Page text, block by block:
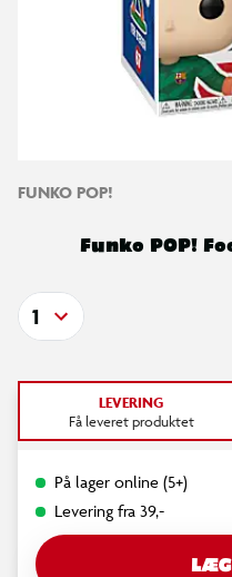
FUNKO POP!
Funko POP!
1
LEVERING
Få leveret produktet
På lager online (5+)
Levering fra 39,-